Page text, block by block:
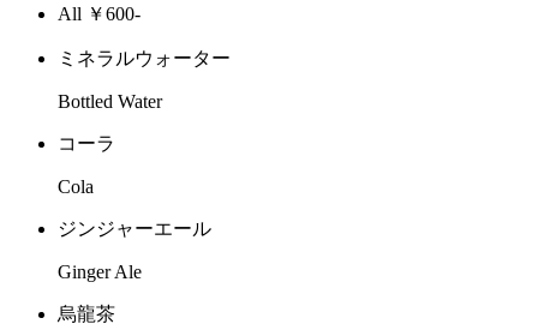
All ￥600-
ミネラルウォーター
Bottled Water
コーラ
Cola
ジンジャーエール
Ginger Ale
烏龍茶